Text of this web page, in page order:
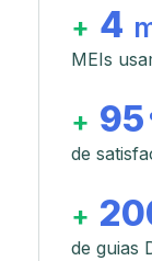
+ 4
MEIs
+ 95
de
+
de guias